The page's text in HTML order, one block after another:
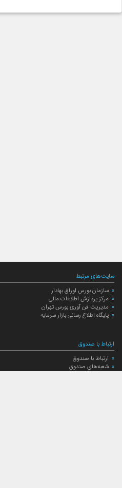
سایت‌های مرتبط
سازمان بورس اوراق بهادار
مرکز پردازش اطلاعات مالی
مدیریت فن آوری بورس تهران
پایگاه اطلاع رسانی بازار سرمایه
ارتباط با صندوق
ارتباط با صندوق
شعبه‌های صندوق